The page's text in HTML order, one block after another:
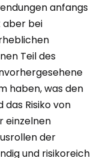
anfangs
aber bei
Teil des
haben, was den
Risiko von
einzelnen
der
und risikoreich